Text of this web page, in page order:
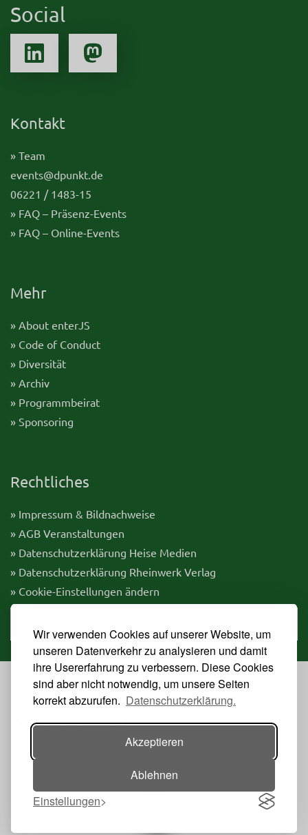
Wir verwenden Cookies auf unserer Website, um
unseren Datenverkehr zu analysieren und damit
ihre Usererfahrung zu verbessern. Diese Cookies
sind aber nicht notwendig, um unsere Seiten
korrekt abzurufen. Datenschutzerklärung.
Akzeptieren
Ablehnen
Einstellungen
Social
Kontakt
» Team
events@dpunkt.de
06221 / 1483-15
» FAQ – Präsenz-Events
» FAQ – Online-Events
Mehr
» About enterJS
» Code of Conduct
» Diversität
» Archiv
» Programmbeirat
» Sponsoring
Rechtliches
» Impressum & Bildnachweise
» AGB Veranstaltungen
» Datenschutzerklärung Heise Medien
» Datenschutzerklärung Rheinwerk Verlag
» Cookie-Einstellungen ändern
Veranstalter